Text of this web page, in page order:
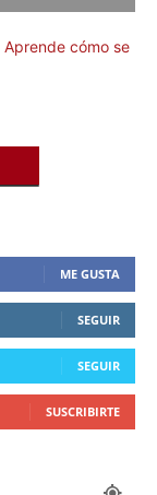
Aprende cómo se
ME GUSTA
SEGUIR
SEGUIR
SUSCRIBIRTE